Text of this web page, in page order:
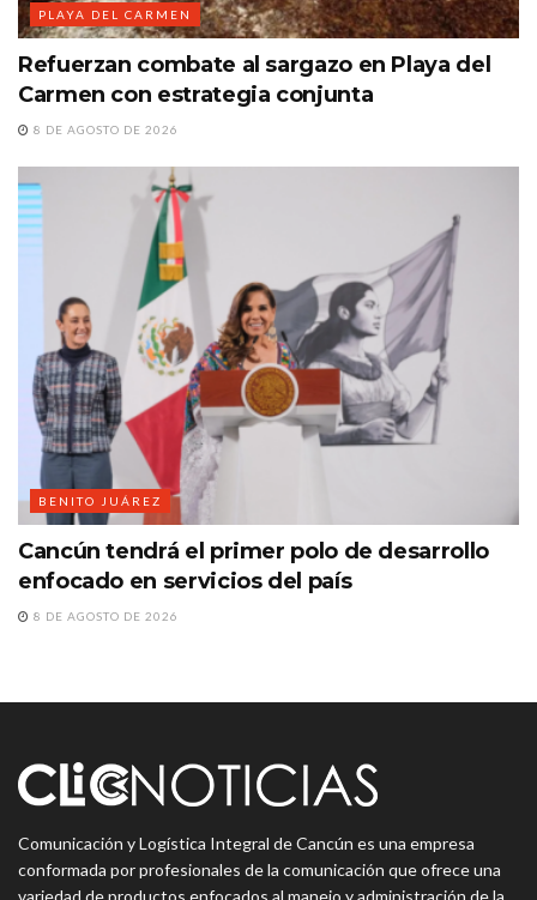
PLAYA DEL CARMEN
Refuerzan combate al sargazo en Playa del
Carmen con estrategia conjunta
8 DE AGOSTO DE 2026
BENITO JUÁREZ
Cancún tendrá el primer polo de desarrollo
enfocado en servicios del país
8 DE AGOSTO DE 2026
Comunicación y Logística Integral de Cancún es una empresa
conformada por profesionales de la comunicación que ofrece una
variedad de productos enfocados al manejo y administración de la